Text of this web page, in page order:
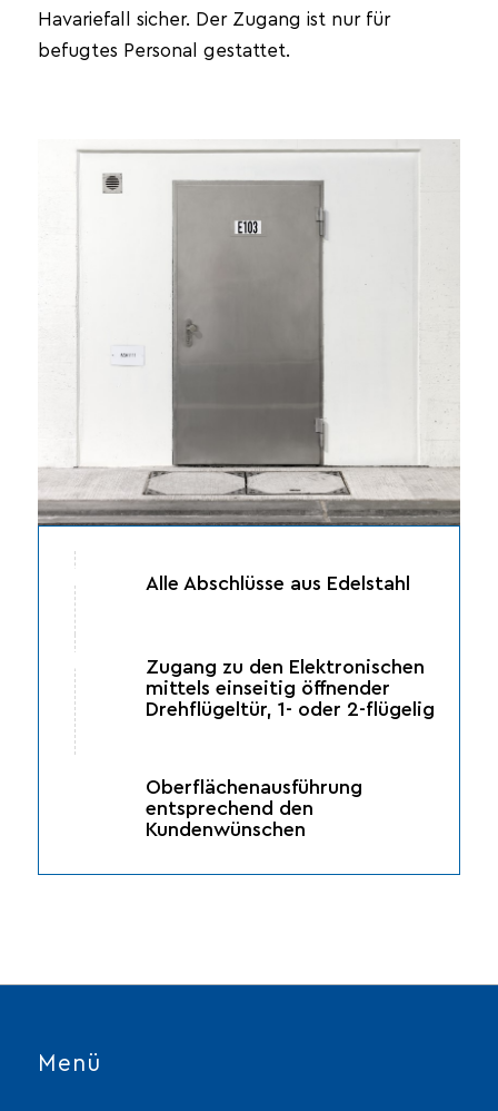
Havariefall sicher. Der Zugang ist nur für
befugtes Personal gestattet.
Alle Abschlüsse aus Edelstahl
Zugang zu den Elektronischen
mittels einseitig öffnender
Drehflügeltür, 1- oder 2-flügelig
Oberflächenausführung
entsprechend den
Kundenwünschen
Menü